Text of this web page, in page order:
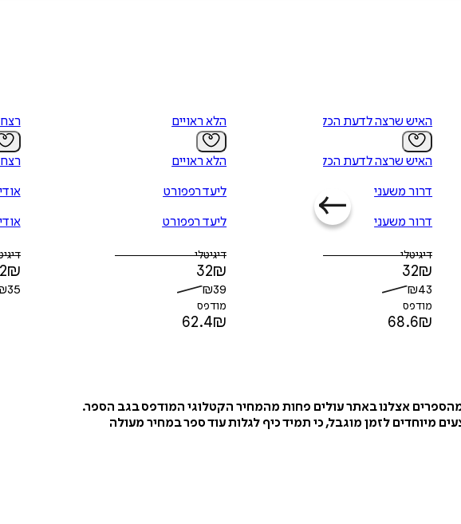
האיש שרצה לדעת הכל
האיש שרצה לדעת הכל
דרור משעני
דרור משעני
דיגיטלי
32₪
₪43
מודפס
68.6₪
הלא ראויים
הלא ראויים
ליעד רפפורט
ליעד רפפורט
דיגיטלי
32₪
₪39
מודפס
62.4₪
₪
35
אצלנו באתר עולים פחות מהמחיר הקטלוגי המודפס בגב הספר.
מיוחדים לזמן מוגבל, כי תמיד כיף לגלות עוד ספר במחיר מעולה